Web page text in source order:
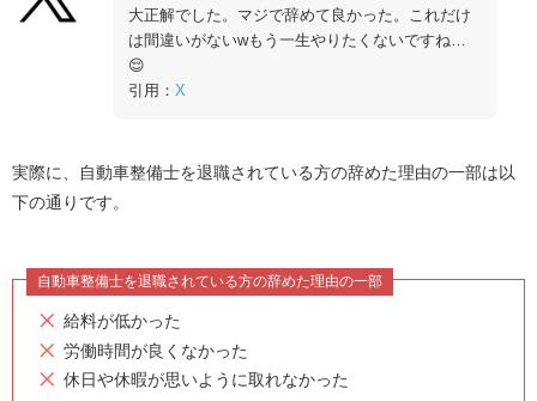
大正解でした。マジで辞めて良かった。これだけ
は間違いがないwもう一生やりたくないですね…
😌
引用：X
実際に、自動車整備士を退職されている方の辞めた理由の一部は以
下の通りです。
自動車整備士を退職されている方の辞めた理由の一部
給料が低かった
労働時間が良くなかった
休日や休暇が思いように取れなかった